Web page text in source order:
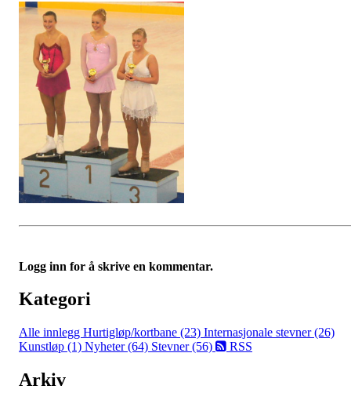
Logg inn for å skrive en kommentar.
Kategori
Alle innlegg Hurtigløp/kortbane (23) Internasjonale stevner (26)
Kunstløp (1) Nyheter (64) Stevner (56) RSS
Arkiv